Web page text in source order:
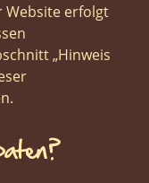
Website erfolgt
„Hinweis